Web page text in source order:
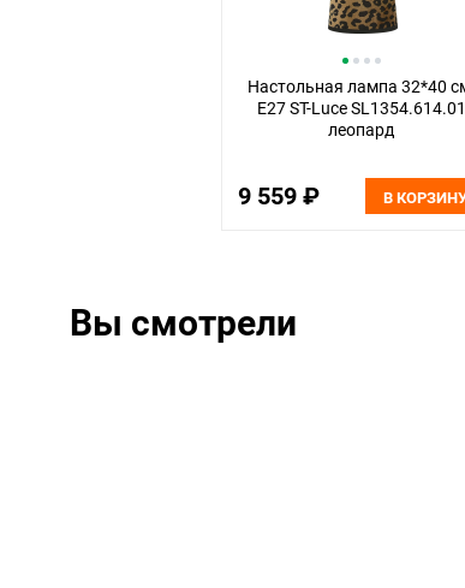
Настольная лампа 32*40
Е27 ST-Luce SL1354.614.01
леопард
9 559 ₽ В
Вы смотрели